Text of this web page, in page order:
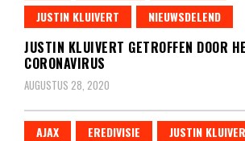
JUSTIN KLUIVERT
NIEUWSDELEND
JUSTIN KLUIVERT GETROFFEN DOOR
CORONAVIRUS
AUGUSTUS 28, 2020
AJAX EREDIVISIE
JUSTIN